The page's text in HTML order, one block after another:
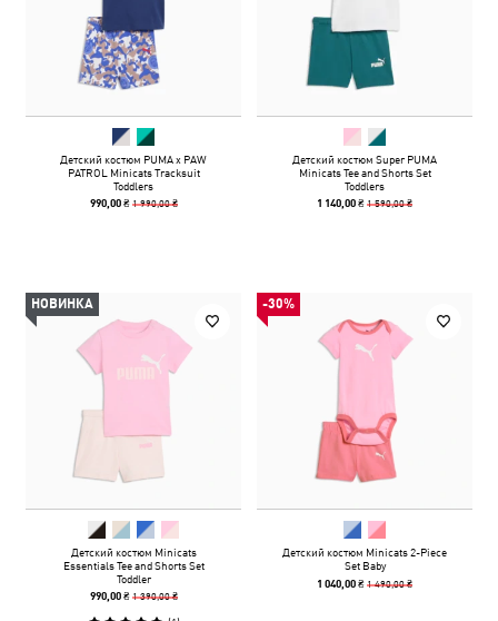
Детский костюм PUMA x PAW
PATROL Minicats Tracksuit
Toddlers
990,00 ₴ 1 990,00 ₴
Детский костюм Super PUMA
Minicats Tee and Shorts Set
Toddlers
1 140,00 ₴1 590,00 ₴
НОВИНКА
Детский костюм Minicats
Essentials Tee and Shorts Set
Toddler
990,00 ₴ 1 390,00 ₴
-30%
Детский костюм Minicats 2-Piece
Set Baby
1 040,00 ₴1 490,00 ₴